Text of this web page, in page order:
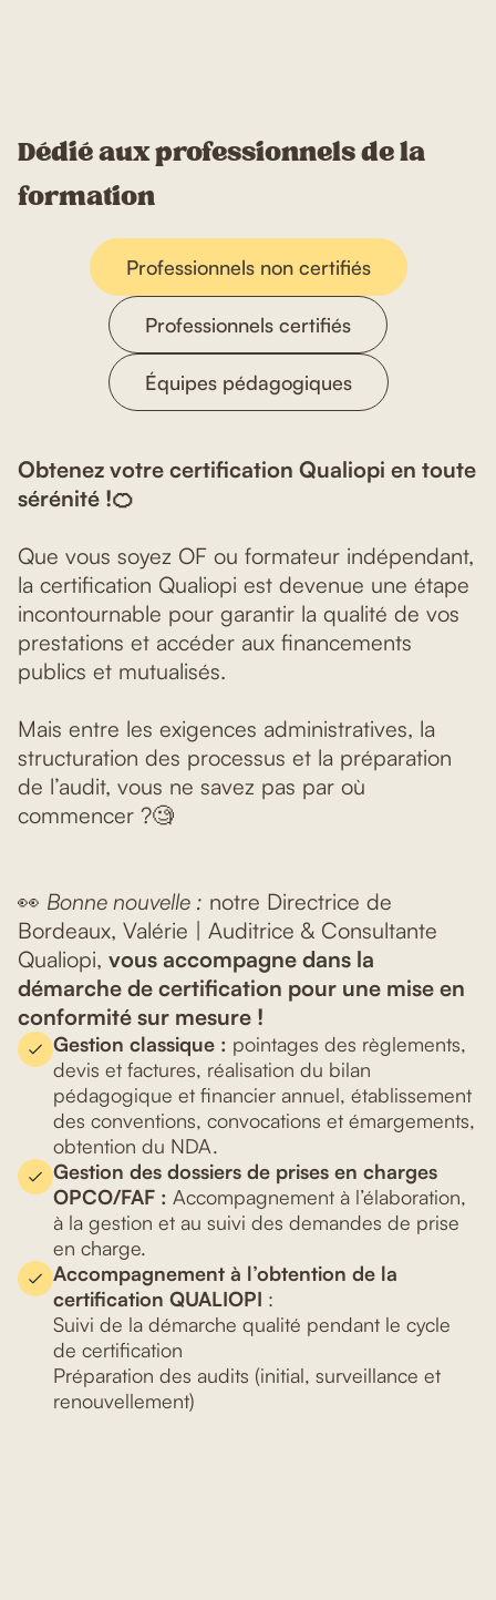
Dédié aux professionnels de la
formation
Professionnels non certifiés
Professionnels certifiés
Équipes pédagogiques
Obtenez votre certification Qualiopi en toute
sérénité !🍊
Que vous soyez OF ou formateur indépendant,
la certification Qualiopi est devenue une étape
incontournable pour garantir la qualité de vos
prestations et accéder aux financements
publics et mutualisés.
Mais entre les exigences administratives, la
structuration des processus et la préparation
de l’audit, vous ne savez pas par où
commencer ?🧐
👀 Bonne nouvelle : notre Directrice de
Bordeaux, Valérie | Auditrice & Consultante
Qualiopi, vous accompagne dans la
démarche de certification pour une mise en
conformité sur mesure !
Gestion classique : pointages des règlements,
devis et factures, réalisation du bilan
pédagogique et financier annuel, établissement
des conventions, convocations et émargements,
obtention du NDA.
Gestion des dossiers de prises en charges
OPCO/FAF : Accompagnement à l’élaboration,
à la gestion et au suivi des demandes de prise
en charge.
Accompagnement à l’obtention de la
certification QUALIOPI :
Suivi de la démarche qualité pendant le cycle
de certification
Préparation des audits (initial, surveillance et
renouvellement)